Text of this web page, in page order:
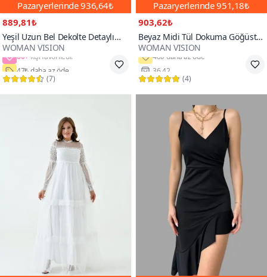
Pazaryerlerinde936,64₺
889,81₺
Yeşil Uzun Bel Dekolte Detaylı
Tek Omuzlu Abiye Elbise
WOMAN VISION
60+
47₺ daha az öde
(7)
Pazaryerlerinde951,18₺
903,62₺
Beyaz Midi Tül Dokuma Göğüste
Düğüm Detaylı Gofre Abiye
Elbise
WOMAN VISION
(4)